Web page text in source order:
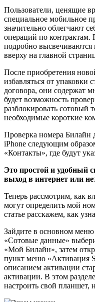
Пользователи, ценящие
специальное мобильное
значительно облегчают
операций по контрактам.
подробно
вверху на главной
После приобретения
избавляться от упаковки
договора, они содержат
будет возможность
разблокировать сотовый
необходимые короткие
Проверка номера Билайн
iPhone следующим
«Контакты», где будут
Это простой и удобный
выход в интернет или
Теперь рассмотрим, как
могут определить мой
статье расскажем, как
Зайдите в основном меню
«Сотовые данные»
«Мой Билайн», затем
пункт меню «Активация
описанием активации
активации. В этом
настроить свой планшет,